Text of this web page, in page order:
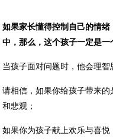
如果家长懂得控制自己的情
中，那么，这个孩子一定是一
当孩子面对问题时，他会理智
请相信，如果你给孩子带来
和悲观；
如果你为孩子献上欢乐与喜悦